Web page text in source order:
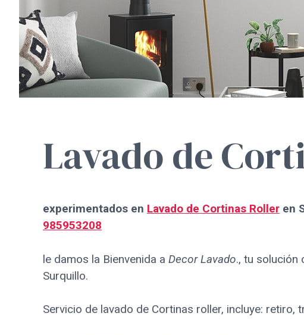
Lavado de
experimentados en Lavado de Cortinas Roller en
985953208
le damos la Bienvenida a Decor Lavado., tu solución
Surquillo.
Servicio de lavado de Cortinas roller, incluye: retiro,